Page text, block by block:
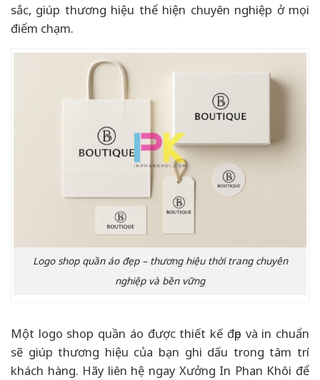
sắc, giúp thương hiệu thể hiện chuyên nghiệp ở mọi
điểm chạm.
Logo shop quần áo đẹp – thương hiệu thời trang chuyên
nghiệp và bền vững
Một logo shop quần áo được thiết kế đẹp và in chuẩn
sẽ giúp thương hiệu của bạn ghi dấu trong tâm trí
khách hàng. Hãy liên hệ ngay Xưởng In Phan Khôi để